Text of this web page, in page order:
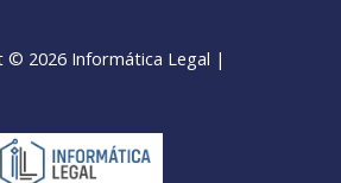
© 2026 Informática Legal |